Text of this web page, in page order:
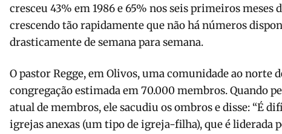
cresceu 43% em 1986 e 65% nos seis primeiros meses
crescendo tão rapida­mente que não há números
drasticamente de semana para semana.
O pastor Regge, em Olivos, uma comunidade ao norte
congregação estimada em 70.000 membros. Quando
atual de membros, ele sacudiu os ombros e disse: “É
igrejas anexas (um tipo de igreja-filha), que é liderada